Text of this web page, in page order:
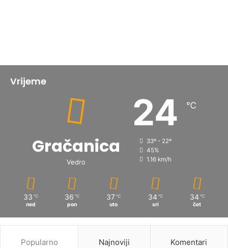
Vrijeme
Gračanica
Vedro
24 ℃
33º - 22º
45%
1.16 km/h
33 ℃
ned
36 ℃
pon
37 ℃
uto
34 ℃
sri
34 ℃
čet
Popularno Najnoviji Komentari